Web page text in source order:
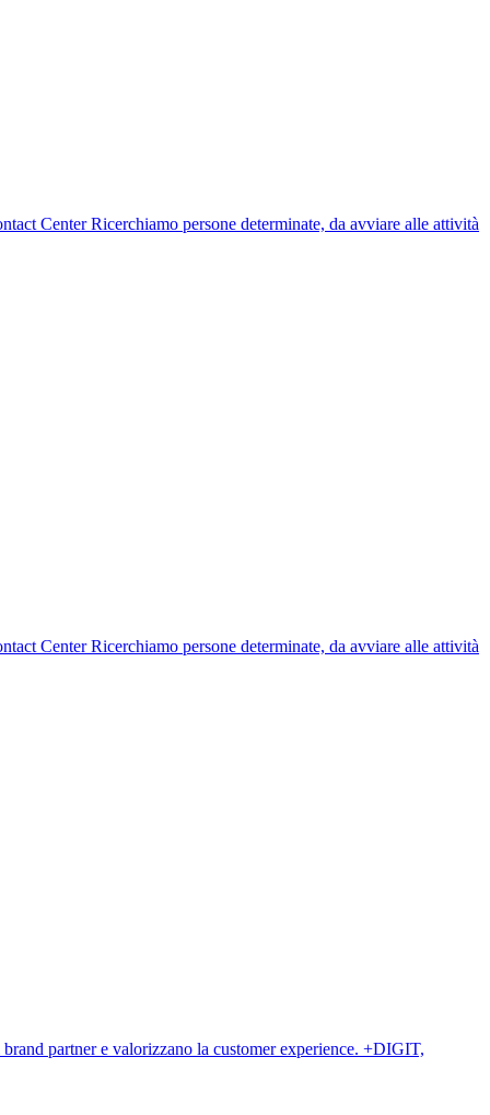
Center Ricerchiamo persone determinate, da avviare alle attività
Center Ricerchiamo persone determinate, da avviare alle attività
partner e valorizzano la customer experience. +DIGIT,